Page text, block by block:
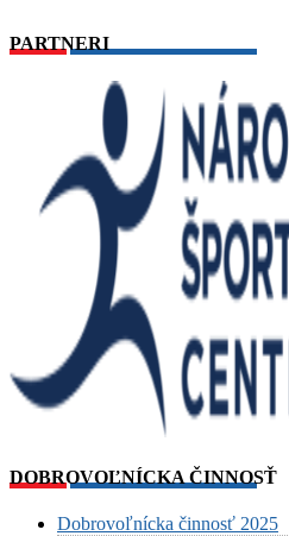
PARTNERI
DOBROVOĽNÍCKA ČINNOSŤ
Dobrovoľnícka činnosť 2025